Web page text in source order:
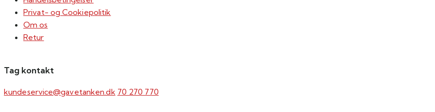
Privat- og Cookiepolitik
Om os
Retur
Tag kontakt
kundeservice@gavetanken.dk 70 270 770